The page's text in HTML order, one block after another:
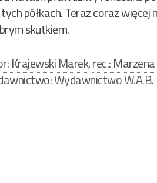
półkach. Teraz coraz
skutkiem.
Krajewski Marek,rec.:
Wydawnictwo W.A.B.